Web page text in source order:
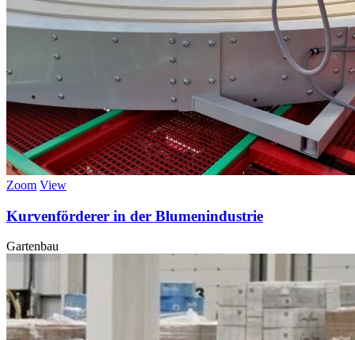
Zoom View
Kurvenförderer in der Blumenindustrie
Gartenbau